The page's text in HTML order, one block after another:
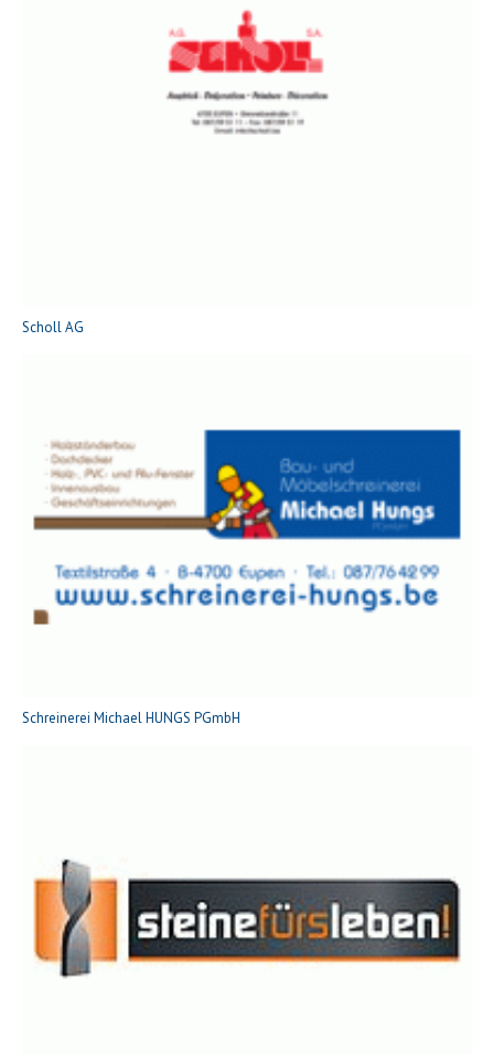
Scholl AG
Schreinerei Michael HUNGS PGmbH